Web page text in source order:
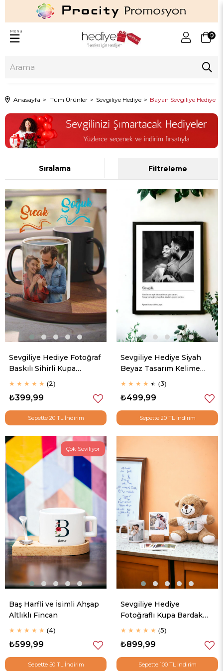
0
Menu
Anasayfa Tüm Ürünler Sevgiliye Hediye Bayan Sevgiliye Hediye
Filtreleme
Sıralama
Sevgiliye Hediye Fotoğraf
Baskılı Sihirli Kupa
Bardak
★ ★ ★ ★ ★ 2
₺399,99
Sepette 20 TL İndirim
Sevgiliye Hediye Siyah
Beyaz Tasarım Kelime
Anlamlı Hediyelik
★ ★ ★ ★ ★ 3
₺499,99
Sepette 20 TL İndirim
Baş Harfli ve İsimli Ahşap
Altlıklı Fincan
★ ★ ★ ★ ★ 4
₺599,99
Sepette 50 TL İndirim
Çok Seviliyor
Sevgiliye Hediye
Fotoğraflı Kupa Bardak
Peluş Ayı ve Polaroid
Fotoğraf Seti
★ ★ ★ ★ ★ 5
₺899,99
Sepette 100 TL İndirim